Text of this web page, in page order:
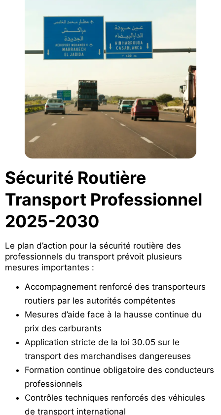
Sécurité Routière
Transport Professionnel
2025-2030
Le plan d’action pour la sécurité routière des
professionnels du transport prévoit plusieurs
mesures importantes :
Accompagnement renforcé des transporteurs
routiers par les autorités compétentes
Mesures d’aide face à la hausse continue du
prix des carburants
Application stricte de la loi 30.05 sur le
transport des marchandises dangereuses
Formation continue obligatoire des conducteurs
professionnels
Contrôles techniques renforcés des véhicules
de transport international